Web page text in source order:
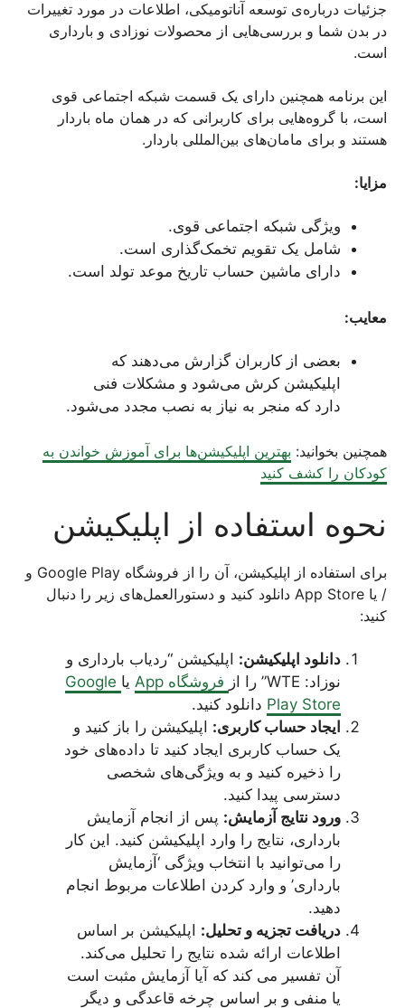
جزئیات درباره‌ی توسعه آناتومیکی، اطلاعات در مورد تغییرات
در بدن شما و بررسی‌هایی از محصولات نوزادی و بارداری
است.
این برنامه همچنین دارای یک قسمت شبکه اجتماعی قوی
است، با گروه‌هایی برای کاربرانی که در همان ماه باردار
هستند و برای مامان‌های بین‌المللی باردار.
مزایا:
ویژگی شبکه اجتماعی قوی.
شامل یک تقویم تخمک‌گذاری است.
دارای ماشین حساب تاریخ موعد تولد است.
معایب:
بعضی از کاربران گزارش می‌دهند که
اپلیکیشن کرش می‌شود و مشکلات فنی
دارد که منجر به نیاز به نصب مجدد می‌شود.
همچنین بخوانید: بهترین اپلیکیشن‌ها برای آموزش خواندن به
کودکان را کشف کنید
نحوه استفاده از اپلیکیشن
برای استفاده از اپلیکیشن، آن را از فروشگاه Google Play و
/ یا App Store دانلود کنید و دستورالعمل‌های زیر را دنبال
کنید:
دانلود اپلیکیشن: اپلیکیشن “ردیاب بارداری و
نوزاد: WTE” را از
فروشگاه App یا Google
Play Store دانلود کنید.
ایجاد حساب کاربری: اپلیکیشن را باز کنید و
یک حساب کاربری ایجاد کنید تا داده‌های خود
را ذخیره کنید و به ویژگی‌های شخصی
دسترسی پیدا کنید.
ورود نتایج آزمایش: پس از انجام آزمایش
بارداری، نتایج را وارد اپلیکیشن کنید. این کار
را می‌توانید با انتخاب ویژگی ‘آزمایش
بارداری’ و وارد کردن اطلاعات مربوط انجام
دهید.
دریافت تجزیه و تحلیل: اپلیکیشن بر اساس
اطلاعات ارائه شده نتایج را تحلیل می‌کند.
آن تفسیر می کند که آیا آزمایش مثبت است
یا منفی و بر اساس چرخه قاعدگی و دیگر